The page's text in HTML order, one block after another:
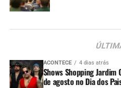
ACONTECE 4 dias atrás
Shows Shopping
de agosto no Dia dos